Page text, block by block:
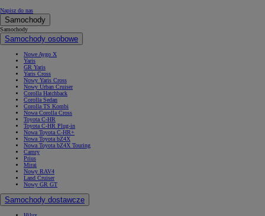
Napisz do nas
Samochody
Samochody
Samochody osobowe
Nowe Aygo X
Yaris
GR Yaris
Yaris Cross
Nowy Yaris Cross
Nowy Urban Cruiser
Corolla Hatchback
Corolla Sedan
Corolla TS Kombi
Nowa Corolla Cross
Toyota C-HR
Toyota C-HR Plug-in
Nowa Toyota C-HR+
Nowa Toyota bZ4X
Nowa Toyota bZ4X Touring
Camry
Prius
Mirai
Nowy RAV4
Land Cruiser
Nowy GR GT
Samochody dostawcze